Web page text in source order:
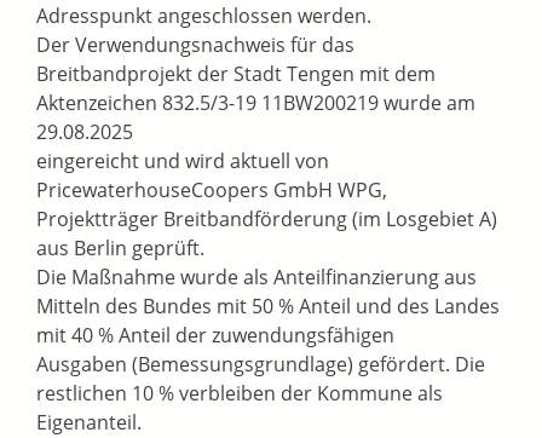
Adresspunkt angeschlossen werden.
Der Verwendungsnachweis für das
Breitbandprojekt der Stadt Tengen mit dem
Aktenzeichen 832.5/3-19 11BW200219 wurde am
29.08.2025
eingereicht und wird aktuell von
PricewaterhouseCoopers GmbH WPG,
Projektträger Breitbandförderung (im Losgebiet A)
aus Berlin geprüft.
Die Maßnahme wurde als Anteilfinanzierung aus
Mitteln des Bundes mit 50 % Anteil und des Landes
mit 40 % Anteil der zuwendungsfähigen
Ausgaben (Bemessungsgrundlage) gefördert. Die
restlichen 10 % verbleiben der Kommune als
Eigenanteil.